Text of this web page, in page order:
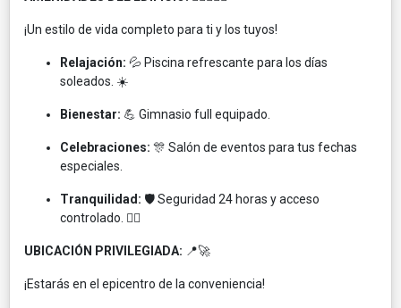
¡Un estilo de vida completo para ti y los tuyos!
Relajación: 💦 Piscina refrescante para los días
soleados. ☀️
Bienestar: 💪 Gimnasio full equipado.
Celebraciones: 🎊 Salón de eventos para tus fechas
especiales.
Tranquilidad: 🛡️ Seguridad 24 horas y acceso
controlado. 👮‍♂️
UBICACIÓN PRIVILEGIADA: 📍🚀
¡Estarás en el epicentro de la conveniencia!